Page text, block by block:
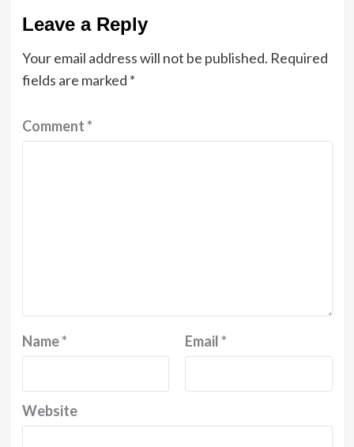
Leave a Reply
Your email address will not be published. Required
fields are marked *
Comment*
Name* Email*
Website